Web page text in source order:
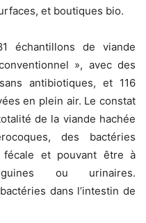
et boutiques bio.
échantillons de viande
», avec des
antibiotiques, et 116
en plein air. Le constat
de la viande hachée
des bactéries
fécale et pouvant être à
ou urinaires.
dans l’intestin de